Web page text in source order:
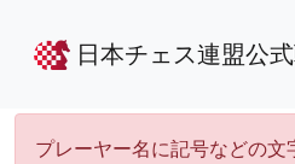
日本チェス連盟公
プレーヤー名に記号などの